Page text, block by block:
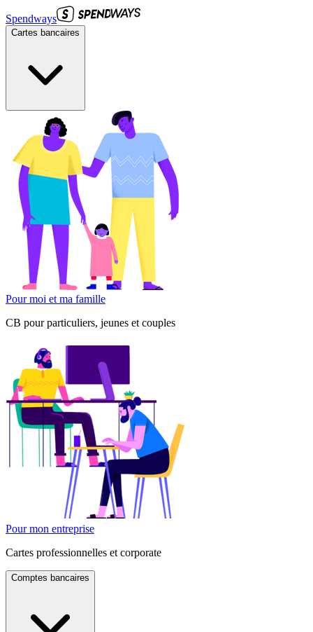
Spendways
Cartes bancaires
Pour moi et ma famille
CB pour particuliers, jeunes et couples
Pour mon entreprise
Cartes professionnelles et corporate
Comptes bancaires